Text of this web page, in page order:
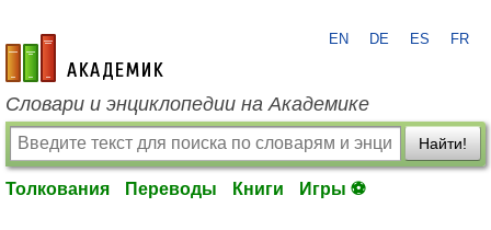
academic.ru
EN DE ES FR
Словари и энциклопедии на Академике
Найти!
Толкования Переводы Книги Игры ⚽